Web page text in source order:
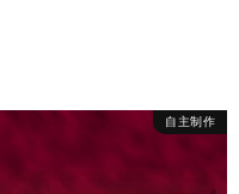
自主制作